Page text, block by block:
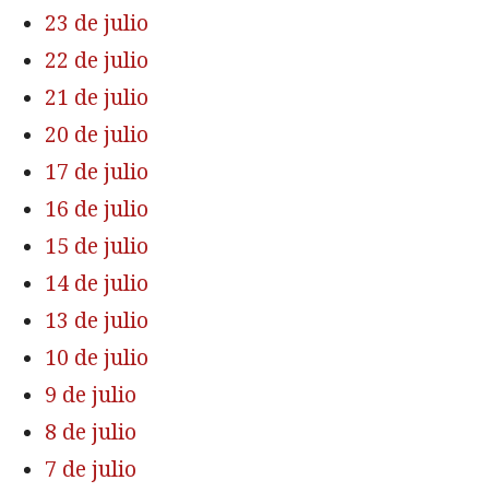
23 de julio
22 de julio
21 de julio
20 de julio
17 de julio
16 de julio
15 de julio
14 de julio
13 de julio
10 de julio
9 de julio
8 de julio
7 de julio